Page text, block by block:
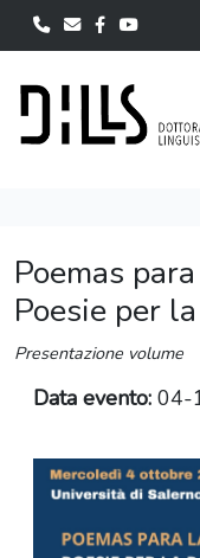
Poemas
Poesie per
Presentazione volume
Data evento: 04-